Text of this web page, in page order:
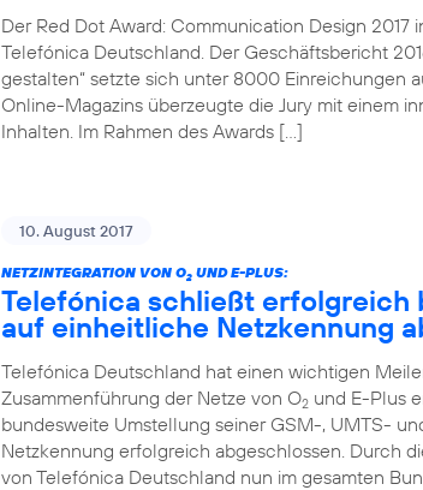
Der Red Dot Award: Communication Design 2017
Telefónica Deutschland. Der Geschäftsbericht
gestalten“ setzte sich unter 8000 Einreichungen
Online-Magazins überzeugte die Jury mit einem
Inhalten. Im Rahmen des Awards […]
10. August 2017
NETZINTEGRATION VON O2 UND E-PLUS:
Telefónica schließt erfolgreich
auf einheitliche Netzkennung
Telefónica Deutschland hat einen wichtigen
Zusammenführung der Netze von O2 und E-Plus
bundesweite Umstellung seiner GSM-, UMTS-
Netzkennung erfolgreich abgeschlossen. Durch
von Telefónica Deutschland nun im gesamten